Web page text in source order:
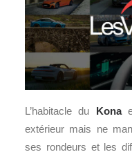
L’habitacle du Kona
extérieur mais ne
ses rondeurs et les